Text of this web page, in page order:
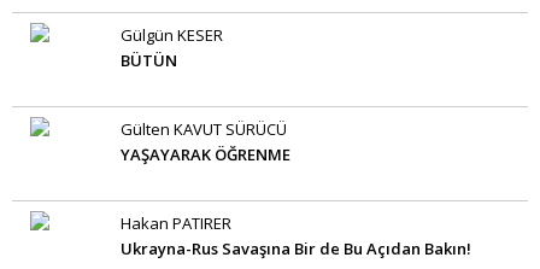
Gülgün KESER
BÜTÜN
Gülten KAVUT SÜRÜCÜ
YAŞAYARAK ÖĞRENME
Hakan PATIRER
Ukrayna-Rus Savaşına Bir de Bu Açıdan Bakın!